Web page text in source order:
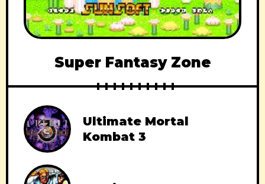
Super Fantasy Zone
Ultimate Mortal
Kombat 3